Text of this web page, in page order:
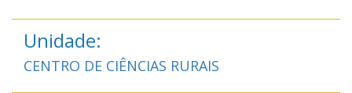
Unidade:
CENTRO DE CIÊNCIAS RURAIS